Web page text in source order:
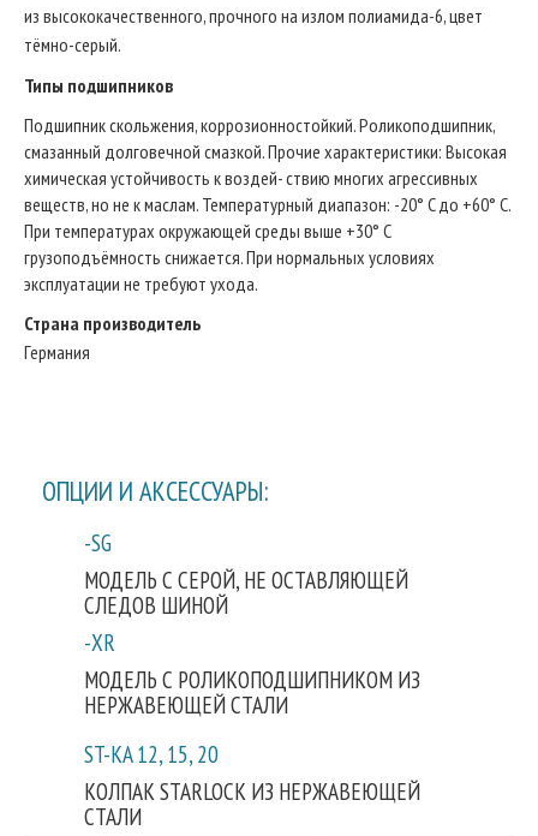
из высококачественного, прочного на излом полиамида-6, цвет
тёмно-серый.
Типы подшипников
Подшипник скольжения, коррозионностойкий. Роликоподшипник,
смазанный долговечной смазкой. Прочие характеристики: Высокая
химическая устойчивость к воздей- ствию многих агрессивных
веществ, но не к маслам. Температурный диапазон: -20° C до +60° C.
При температурах окружающей среды выше +30° C
грузоподъёмность снижается. При нормальных условиях
эксплуатации не требуют ухода.
Страна производитель
Германия
ОПЦИИ И АКСЕССУАРЫ:
-SG
МОДЕЛЬ С СЕРОЙ, НЕ ОСТАВЛЯЮЩЕЙ
СЛЕДОВ ШИНОЙ
-XR
МОДЕЛЬ С РОЛИКОПОДШИПНИКОМ ИЗ
НЕРЖАВЕЮЩЕЙ СТАЛИ
ST-KA 12, 15, 20
КОЛПАК STARLOCK ИЗ НЕРЖАВЕЮЩЕЙ
СТАЛИ